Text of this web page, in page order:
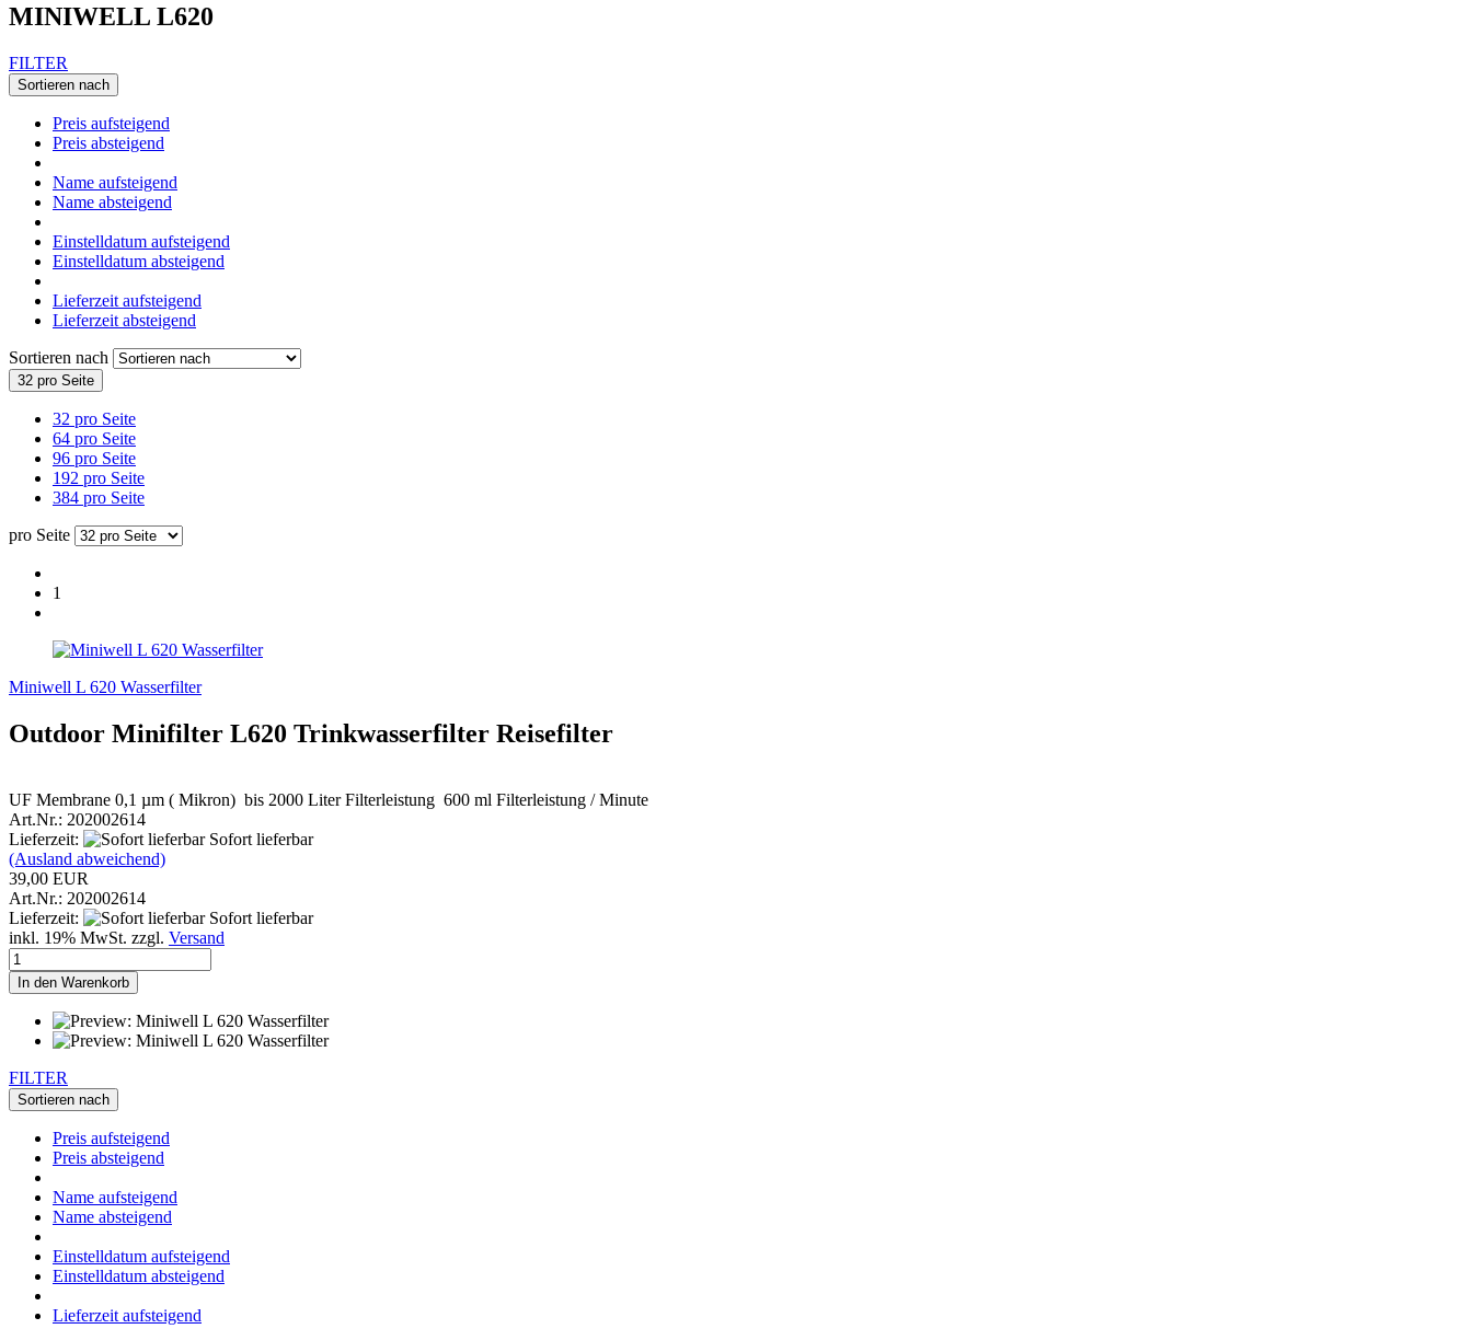
MINIWELL L620
FILTER
Sortieren nach
Preis aufsteigend
Preis absteigend
Name aufsteigend
Name absteigend
Einstelldatum aufsteigend
Einstelldatum absteigend
Lieferzeit aufsteigend
Lieferzeit absteigend
Sortieren nach
32 pro Seite
32 pro Seite
64 pro Seite
96 pro Seite
192 pro Seite
384 pro Seite
pro Seite
1
Miniwell L 620 Wasserfilter
Outdoor Minifilter L620 Trinkwasserfilter Reisefilter
UF Membrane 0,1 µm ( Mikron) bis 2000 Liter Filterleistung 600 ml Filterleistung / Minute
Art.Nr.: 202002614
Lieferzeit:
Sofort lieferbar
(Ausland abweichend)
39,00 EUR
Art.Nr.: 202002614
Lieferzeit:
Sofort lieferbar
inkl. 19% MwSt. zzgl. Versand
In den Warenkorb
FILTER
Sortieren nach
Preis aufsteigend
Preis absteigend
Name aufsteigend
Name absteigend
Einstelldatum aufsteigend
Einstelldatum absteigend
Lieferzeit aufsteigend